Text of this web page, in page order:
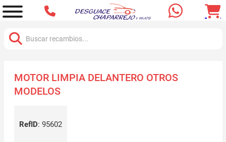
MOTOR LIMPIA DELANTERO OTROS
MODELOS
RefID: 95602